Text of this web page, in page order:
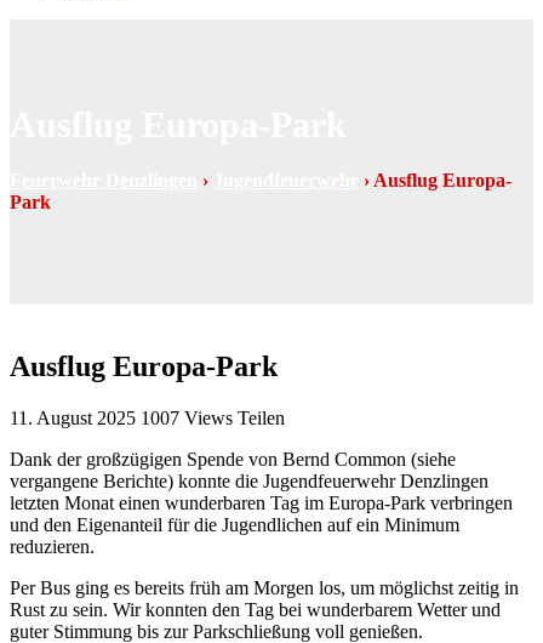
› › Ausflug Europa-
Park
Ausflug Europa-Park
11. August 2025 1007 Views Teilen
Dank der großzügigen Spende von Bernd Common (siehe
vergangene Berichte) konnte die Jugendfeuerwehr Denzlingen
letzten Monat einen wunderbaren Tag im Europa-Park verbringen
und den Eigenanteil für die Jugendlichen auf ein Minimum
reduzieren.
Per Bus ging es bereits früh am Morgen los, um möglichst zeitig in
Rust zu sein. Wir konnten den Tag bei wunderbarem Wetter und
guter Stimmung bis zur Parkschließung voll genießen.